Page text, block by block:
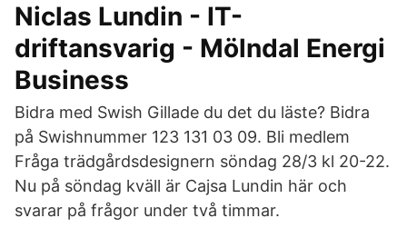
Niclas Lundin - IT-
driftansvarig - Mölndal Energi
Business
Bidra med Swish Gillade du det du läste? Bidra
på Swishnummer 123 131 03 09. Bli medlem
Fråga trädgårdsdesignern söndag 28/3 kl 20-22.
Nu på söndag kväll är Cajsa Lundin här och
svarar på frågor under två timmar.